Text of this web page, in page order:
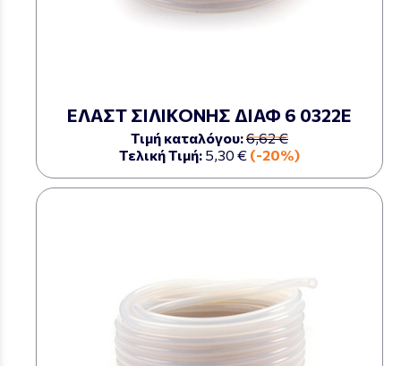
ΕΛΑΣΤ ΣΙΛΙΚΟΝΗΣ ΔΙΑΦ 6 0322Ε
Τιμή καταλόγου:6,62 €
Τελική Τιμή: 5,30 € (-20%)